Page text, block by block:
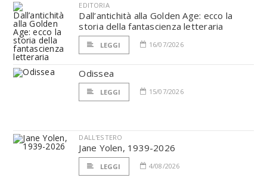
EDITORIA
Dall’antichità alla Golden Age: ecco la
storia della fantascienza letteraria
LEGGI 16/07/2026
Odissea
LEGGI 15/07/2026
DALL'ESTERO
Jane Yolen, 1939-2026
LEGGI 4/08/2026